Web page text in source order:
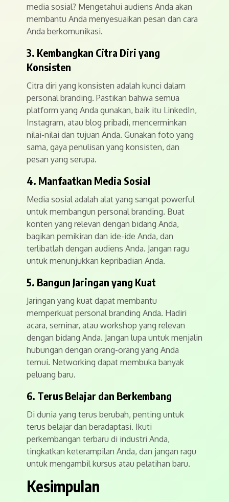
media sosial? Mengetahui audiens Anda akan
membantu Anda menyesuaikan pesan dan cara
Anda berkomunikasi.
3. Kembangkan Citra Diri yang
Konsisten
Citra diri yang konsisten adalah kunci dalam
personal branding. Pastikan bahwa semua
platform yang Anda gunakan, baik itu LinkedIn,
Instagram, atau blog pribadi, mencerminkan
nilai-nilai dan tujuan Anda. Gunakan foto yang
sama, gaya penulisan yang konsisten, dan
pesan yang serupa.
4. Manfaatkan Media Sosial
Media sosial adalah alat yang sangat powerful
untuk membangun personal branding. Buat
konten yang relevan dengan bidang Anda,
bagikan pemikiran dan ide-ide Anda, dan
terlibatlah dengan audiens Anda. Jangan ragu
untuk menunjukkan kepribadian Anda.
5. Bangun Jaringan yang Kuat
Jaringan yang kuat dapat membantu
memperkuat personal branding Anda. Hadiri
acara, seminar, atau workshop yang relevan
dengan bidang Anda. Jangan lupa untuk menjalin
hubungan dengan orang-orang yang Anda
temui. Networking dapat membuka banyak
peluang baru.
6. Terus Belajar dan Berkembang
Di dunia yang terus berubah, penting untuk
terus belajar dan beradaptasi. Ikuti
perkembangan terbaru di industri Anda,
tingkatkan keterampilan Anda, dan jangan ragu
untuk mengambil kursus atau pelatihan baru.
Kesimpulan